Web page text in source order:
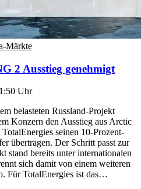
Märkte
2 Ausstieg genehmigt
Uhr
belasteten Russland-Projekt
Konzern den Ausstieg aus Arctic
seinen 10-Prozent-
übertragen. Der Schritt passt zur
stand bereits unter internationalen
sich damit von einem weiteren
Für TotalEnergies ist das…